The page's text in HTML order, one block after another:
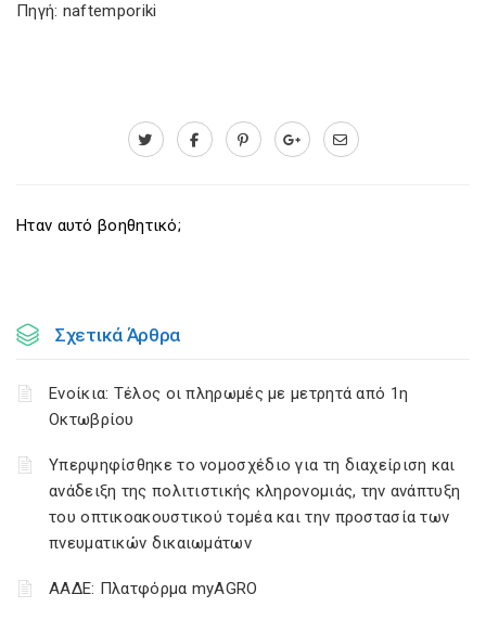
Πηγή: naftemporiki
Ηταν αυτό βοηθητικό;
Σχετικά Άρθρα
Ενοίκια: Τέλος οι πληρωμές με μετρητά από 1η
Οκτωβρίου
Υπερψηφίσθηκε το νομοσχέδιο για τη διαχείριση και
ανάδειξη της πολιτιστικής κληρονομιάς, την ανάπτυξη
του οπτικοακουστικού τομέα και την προστασία των
πνευματικών δικαιωμάτων
ΑΑΔΕ: Πλατφόρμα myAGRO